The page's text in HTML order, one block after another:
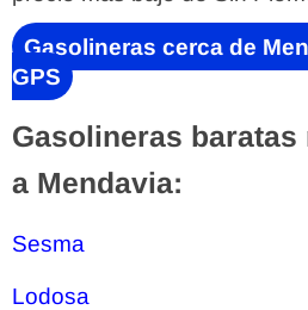
Gasolineras cerca de
GPS
Gasolineras baratas
a Mendavia:
Sesma
Lodosa